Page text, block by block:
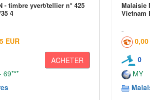
- timbre yvert/tellier n° 425
4
EUR
ACHETER
Malaisie
Vietnam
0
MY